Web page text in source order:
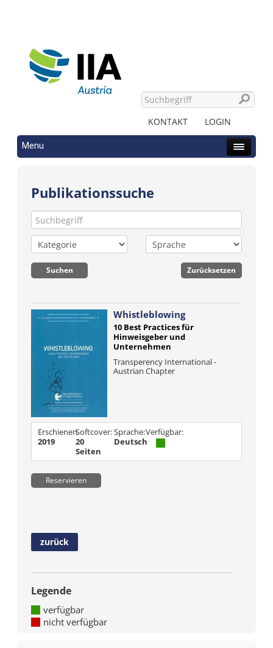
KONTAKT LOGIN
Menu
Publikationssuche
Whistleblowing
10 Best Practices für
Hinweisgeber und
Unternehmen
Transperency International -
Austrian Chapter
Erschienen
2019
Softcover:
20
Seiten
Sprache:
Deutsch
Verfügbar:
Reservieren
zurück
Legende
verfügbar
nicht verfügbar